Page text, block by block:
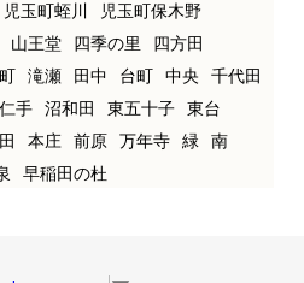
児玉町蛭川
児玉町保木野
山王堂 四季の里
四方田
滝瀬 田中 台町 中央
千代田
仁手 沼和田 東五十子
東台
本庄 前原 万年寺 緑
南
早稲田の杜